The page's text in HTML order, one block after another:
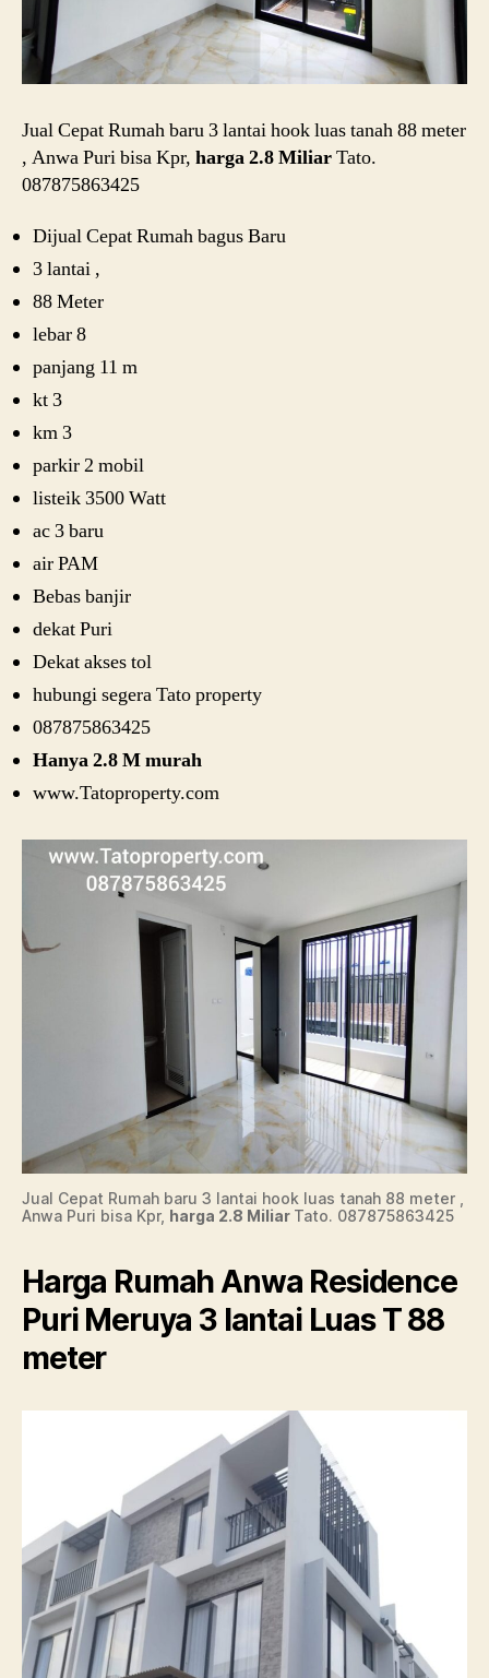
Jual Cepat Rumah baru 3 lantai hook luas tanah 88 meter
, Anwa Puri bisa Kpr, harga 2.8 MiliarTato.
087875863425
Dijual Cepat Rumah bagus Baru
3 lantai ,
88 Meter
lebar 8
panjang 11 m
kt 3
km 3
parkir 2 mobil
listeik 3500 Watt
ac 3 baru
air PAM
Bebas banjir
dekat Puri
Dekat akses tol
hubungi segera Tato property
087875863425
Hanya 2.8 M murah
www.Tatoproperty.com
Jual Cepat Rumah baru 3 lantai hook luas tanah 88 meter ,
Anwa Puri bisa Kpr, harga 2.8 Miliar Tato. 087875863425
Harga Rumah Anwa Residence
Puri Meruya 3 lantai Luas T 88
meter